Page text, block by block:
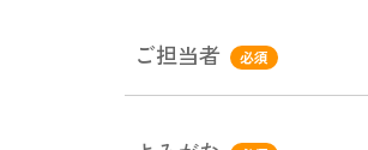
ご担当者 必須